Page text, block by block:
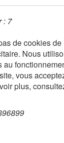
: 7
de cookies
Nous
vous
plus,